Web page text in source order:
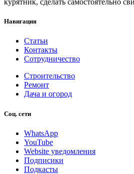
курятник, сделать самостоятельно
Навигация
Статьи
Контакты
Сотрудничество
Строительство
Ремонт
Дача и огород
Соц. сети
WhatsApp
YouTube
Website уведомления
Подписики
Подкасты